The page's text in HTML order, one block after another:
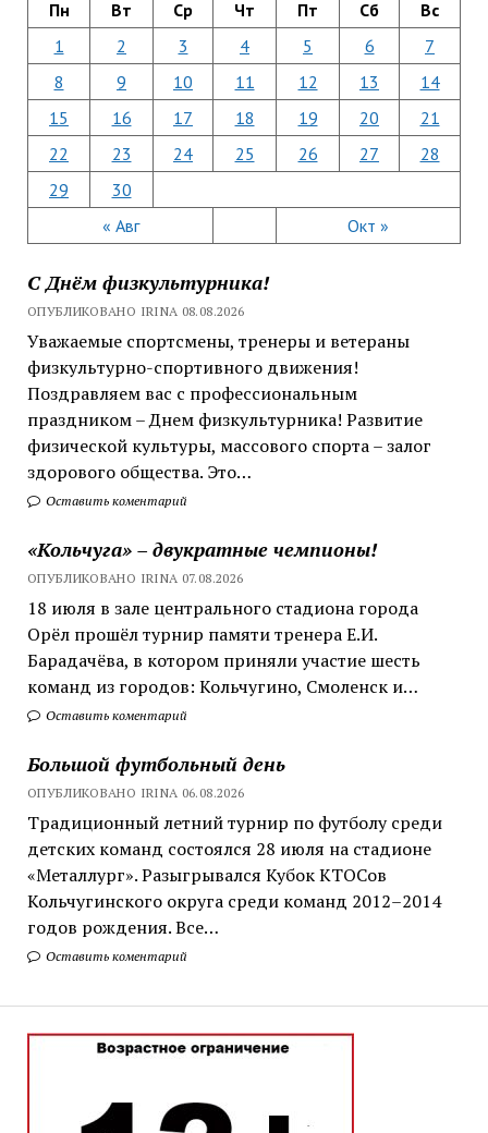
Пн Вт Ср Чт Пт Сб Вс
« Авг Окт »
1 2 3 4 5 6
7
8
9 10 11 12 13
14
15
16 17 18 19 20
21
22
23 24 25 26 27
28
29
30
С Днём физкультурника!
ОПУБЛИКОВАНО IRINA 08.08.2026
Уважаемые спортсмены, тренеры и ветераны
физкультурно-спортивного движения!
Поздравляем вас с профессиональным
праздником – Днем физкультурника! Развитие
физической культуры, массового спорта – залог
здорового общества. Это…
Оставить коментарий
«Кольчуга» – двукратные чемпионы!
ОПУБЛИКОВАНО IRINA 07.08.2026
18 июля в зале центрального стадиона города
Орёл прошёл турнир памяти тренера Е.И.
Барадачёва, в котором приняли участие шесть
команд из городов: Кольчугино, Смоленск и…
Оставить коментарий
Большой футбольный день
ОПУБЛИКОВАНО IRINA 06.08.2026
Традиционный летний турнир по футболу среди
детских команд состоялся 28 июля на стадионе
«Металлург». Разыгрывался Кубок КТОСов
Кольчугинского округа среди команд 2012–2014
годов рождения. Все…
Оставить коментарий